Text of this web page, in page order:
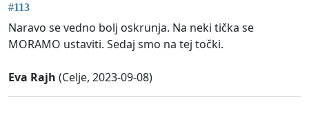
#113
Naravo se vedno bolj oskrunja. Na neki tička se
MORAMO ustaviti. Sedaj smo na tej točki.
Eva Rajh (Celje, 2023-09-08)